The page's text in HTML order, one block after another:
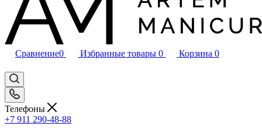
Сравнение0 Избранные товары 0 Корзина 0
Телефоны
+7 911 290-48-88